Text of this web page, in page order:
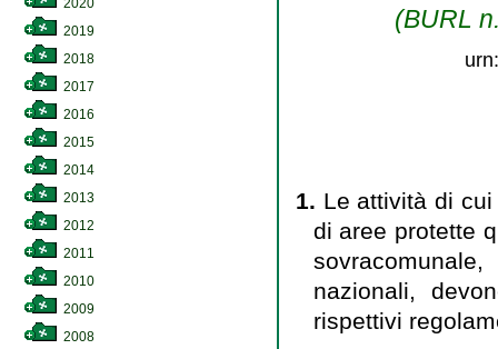
2020
2019
2018
2017
2016
2015
2014
2013
2012
2011
2010
2009
2008
(BURL
1. Le attività di
di aree protette
nazionali,
rispettivi